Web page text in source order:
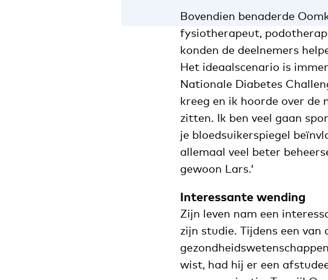
Bovendien benaderde
fysiotherapeut,
konden de deelnemers
Het ideaalscenario is
Nationale Diabetes
kreeg en ik hoorde over de
zitten. Ik ben veel gaan
je bloedsuikerspiegel
allemaal veel beter
gewoon Lars.’
Interessante wending
Zijn leven nam een
zijn studie. Tijdens een
wist, had hij er een